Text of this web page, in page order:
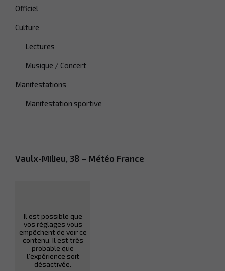
Officiel
Culture
Lectures
Musique / Concert
Manifestations
Manifestation sportive
Vaulx-Milieu, 38 – Météo France
Il est possible que
vos réglages vous
empêchent de voir ce
contenu. Il est très
probable que
l’expérience soit
désactivée.